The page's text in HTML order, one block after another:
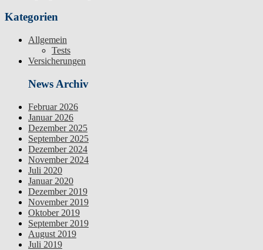
Kategorien
Allgemein
Tests
Versicherungen
News Archiv
Februar 2026
Januar 2026
Dezember 2025
September 2025
Dezember 2024
November 2024
Juli 2020
Januar 2020
Dezember 2019
November 2019
Oktober 2019
September 2019
August 2019
Juli 2019